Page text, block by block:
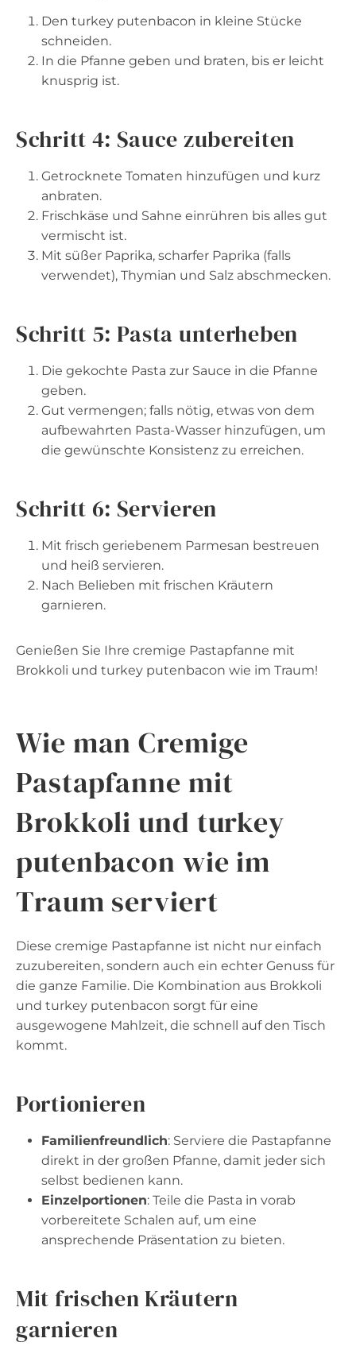
Den turkey putenbacon in kleine Stücke
schneiden.
In die Pfanne geben und braten, bis er leicht
knusprig ist.
Schritt 4: Sauce zubereiten
Getrocknete Tomaten hinzufügen und kurz
anbraten.
Frischkäse und Sahne einrühren bis alles gut
vermischt ist.
Mit süßer Paprika, scharfer Paprika (falls
verwendet), Thymian und Salz abschmecken.
Schritt 5: Pasta unterheben
Die gekochte Pasta zur Sauce in die Pfanne
geben.
Gut vermengen; falls nötig, etwas von dem
aufbewahrten Pasta-Wasser hinzufügen, um
die gewünschte Konsistenz zu erreichen.
Schritt 6: Servieren
Mit frisch geriebenem Parmesan bestreuen
und heiß servieren.
Nach Belieben mit frischen Kräutern
garnieren.
Genießen Sie Ihre cremige Pastapfanne mit
Brokkoli und turkey putenbacon wie im Traum!
Wie man Cremige
Pastapfanne mit
Brokkoli und turkey
putenbacon wie im
Traum serviert
Diese cremige Pastapfanne ist nicht nur einfach
zuzubereiten, sondern auch ein echter Genuss für
die ganze Familie. Die Kombination aus Brokkoli
und turkey putenbacon sorgt für eine
ausgewogene Mahlzeit, die schnell auf den Tisch
kommt.
Portionieren
Familienfreundlich: Serviere die Pastapfanne
direkt in der großen Pfanne, damit jeder sich
selbst bedienen kann.
Einzelportionen: Teile die Pasta in vorab
vorbereitete Schalen auf, um eine
ansprechende Präsentation zu bieten.
Mit frischen Kräutern
garnieren